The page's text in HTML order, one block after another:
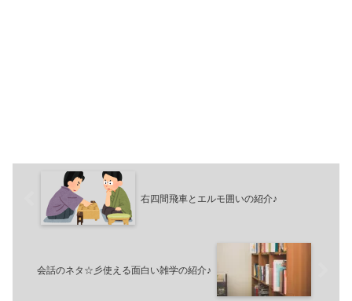
右四間飛車とエルモ囲いの紹介♪
会話のネタ☆彡使える面白い雑学の紹介♪